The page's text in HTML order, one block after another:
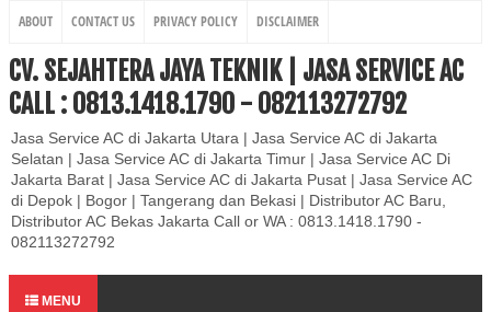
ABOUT CONTACT US PRIVACY POLICY DISCLAIMER
CV. SEJAHTERA JAYA TEKNIK | JASA SERVICE AC
CALL : 0813.1418.1790 - 082113272792
Jasa Service AC di Jakarta Utara | Jasa Service AC di Jakarta
Selatan | Jasa Service AC di Jakarta Timur | Jasa Service AC Di
Jakarta Barat | Jasa Service AC di Jakarta Pusat | Jasa Service AC
di Depok | Bogor | Tangerang dan Bekasi | Distributor AC Baru,
Distributor AC Bekas Jakarta Call or WA : 0813.1418.1790 -
082113272792
MENU